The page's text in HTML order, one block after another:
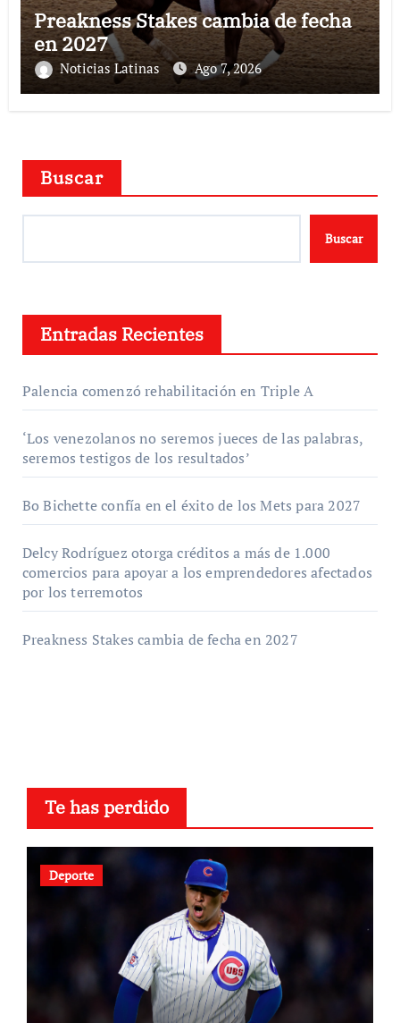
Preakness Stakes cambia de fecha
en 2027
Noticias Latinas Ago 7, 2026
Buscar
Buscar
Entradas Recientes
Palencia comenzó rehabilitación en Triple A
‘Los venezolanos no seremos jueces de las palabras,
seremos testigos de los resultados’
Bo Bichette confía en el éxito de los Mets para 2027
Delcy Rodríguez otorga créditos a más de 1.000
comercios para apoyar a los emprendedores afectados
por los terremotos
Preakness Stakes cambia de fecha en 2027
Te has perdido
Deporte